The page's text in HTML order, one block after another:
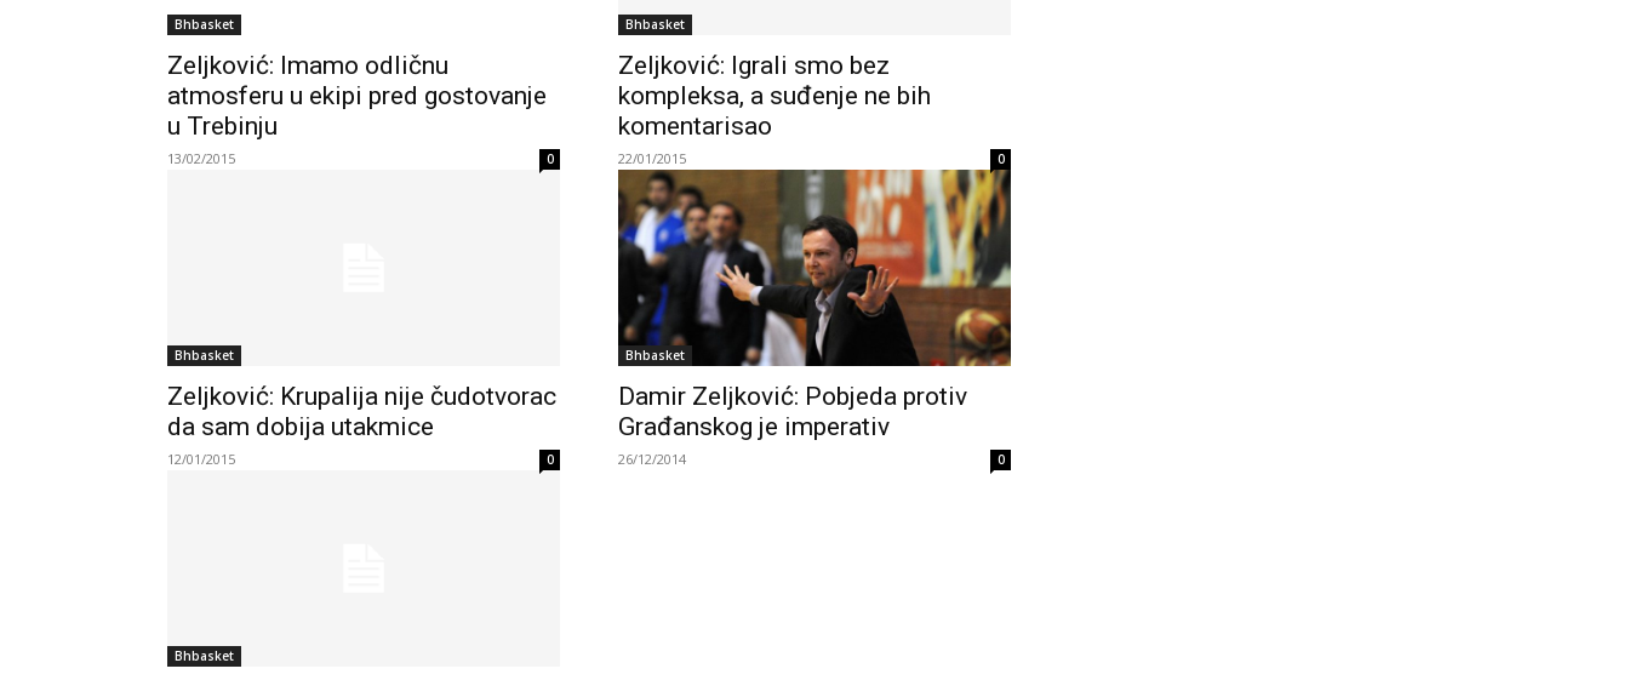
Bhbasket
Zeljković: Imamo odličnu
atmosferu u ekipi pred gostovanje
u Trebinju
13/02/2015 0
Bhbasket
Zeljković: Igrali smo bez
kompleksa, a suđenje ne bih
komentarisao
22/01/2015 0
Bhbasket
Zeljković: Krupalija nije čudotvorac
da sam dobija utakmice
12/01/2015 0
Bhbasket
Damir Zeljković: Pobjeda protiv
Građanskog je imperativ
26/12/2014 0
Bhbasket